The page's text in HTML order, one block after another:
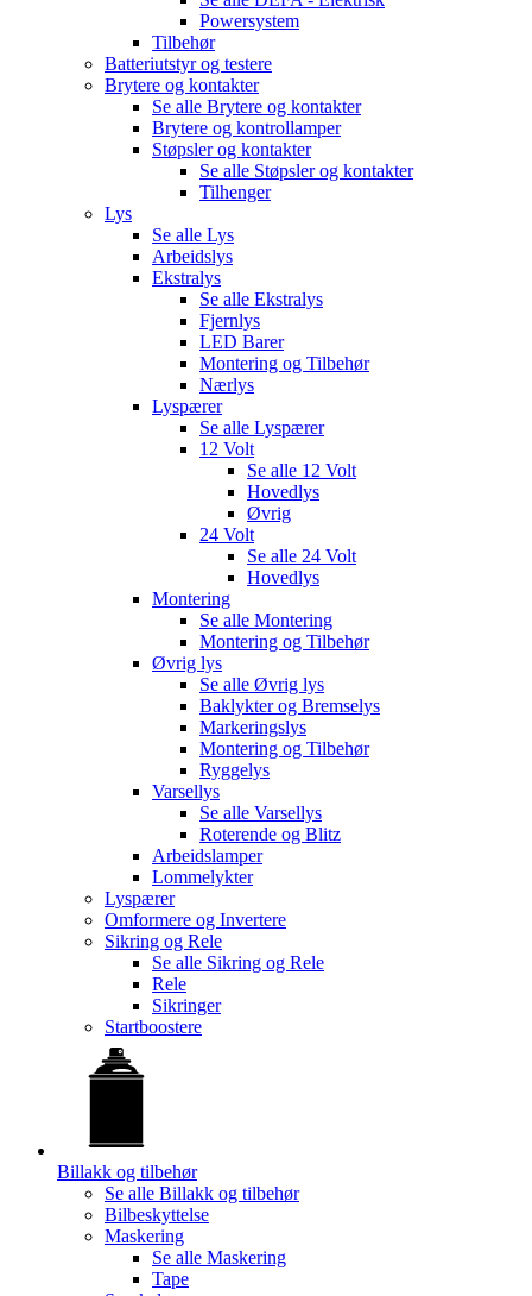
Powersystem
Tilbehør
Batteriutstyr og testere
Brytere og kontakter
Se alle Brytere og kontakter
Brytere og kontrollamper
Støpsler og kontakter
Se alle Støpsler og kontakter
Tilhenger
Lys
Se alle Lys
Arbeidslys
Ekstralys
Se alle Ekstralys
Fjernlys
LED Barer
Montering og Tilbehør
Nærlys
Lyspærer
Se alle Lyspærer
12 Volt
Se alle 12 Volt
Hovedlys
Øvrig
24 Volt
Se alle 24 Volt
Hovedlys
Montering
Se alle Montering
Montering og Tilbehør
Øvrig lys
Se alle Øvrig lys
Baklykter og Bremselys
Markeringslys
Montering og Tilbehør
Ryggelys
Varsellys
Se alle Varsellys
Roterende og Blitz
Arbeidslamper
Lommelykter
Lyspærer
Omformere og Invertere
Sikring og Rele
Se alle Sikring og Rele
Rele
Sikringer
Startboostere
Billakk og tilbehør
Se alle Billakk og tilbehør
Bilbeskyttelse
Maskering
Se alle Maskering
Tape